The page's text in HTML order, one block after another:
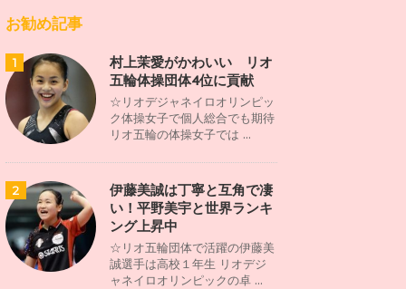
お勧め記事
1
村上茉愛がかわいい リオ
五輪体操団体4位に貢献
☆リオデジャネイロオリンピッ
ク体操女子で個人総合でも期待
リオ五輪の体操女子では ...
2
伊藤美誠は丁寧と互角で凄
い！平野美宇と世界ランキ
ング上昇中
☆リオ五輪団体で活躍の伊藤美
誠選手は高校１年生 リオデジ
ャネイロオリンピックの卓 ...